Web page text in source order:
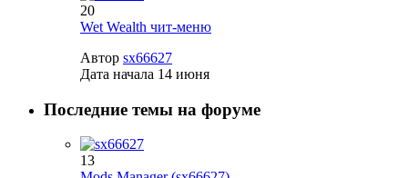
20
Wet Wealth чит-меню
Автор sx66627
Дата начала 14 июня
Последние темы на форуме
13